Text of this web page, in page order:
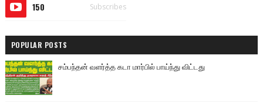
150 Subscribes
POPULAR POSTS
சம்பந்தன் வளர்த்த கடா மார்பில் பாய்ந்து விட்டது